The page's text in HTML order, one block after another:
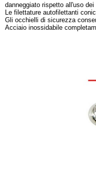
danneggiato rispetto all'uso
Le filettature autofilettanti
Gli occhielli di sicurezza
Acciaio inossidabile